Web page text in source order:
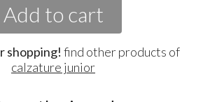
Add to cart
shopping! find other products of
calzature junior